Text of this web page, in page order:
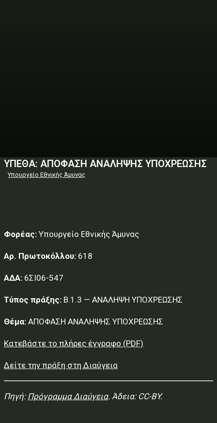
ΥΠΕΘΑ: ΑΠΟΦΑΣΗ ΑΝΑΛΗΨΗΣ ΥΠΟΧΡΕΩΣΗΣ
Υπουργείο Εθνικής Άμυνας
Φορέας: Υπουργείο Εθνικής Άμυνας
Αρ. Πρωτοκόλλου: 618
ΑΔΑ: 6ΣΙ06-547
Τύπος πράξης: Β.1.3 — ΑΝΑΛΗΨΗ ΥΠΟΧΡΕΩΣΗΣ
Θέμα: ΑΠΟΦΑΣΗ ΑΝΑΛΗΨΗΣ ΥΠΟΧΡΕΩΣΗΣ
Κατεβάστε το πλήρες έγγραφο (PDF)
Δείτε την πράξη στη Διαύγεια
Πηγή: Πρόγραμμα Διαύγεια. Άδεια: CC-BY.